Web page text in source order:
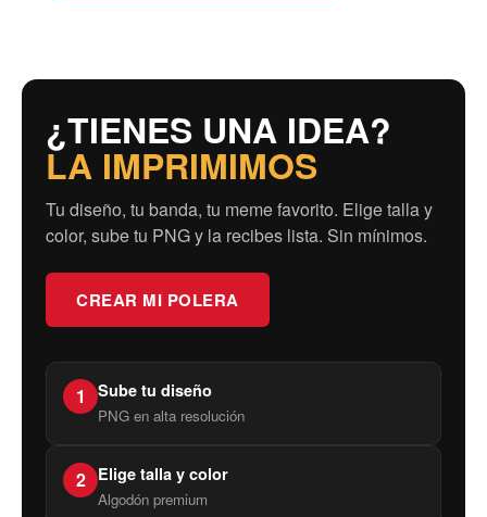
¿TIENES UNA IDEA?
LA IMPRIMIMOS
Tu diseño, tu banda, tu meme favorito. Elige talla y
color, sube tu PNG y la recibes lista. Sin mínimos.
CREAR MI POLERA
1 Sube tu diseño
PNG en alta resolución
2 Elige talla y color
Algodón premium